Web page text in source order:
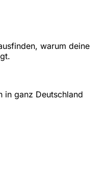
warum deine
in ganz Deutschland